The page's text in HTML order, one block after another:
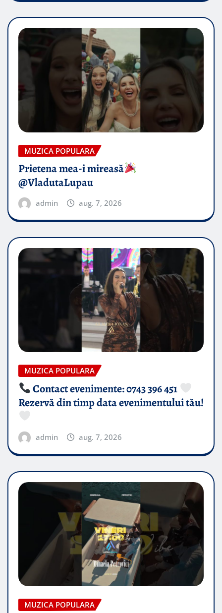
MUZICA POPULARA
Prietena mea-i mireasă​
@VladutaLupau
admin aug. 7, 2026
MUZICA POPULARA
Contact evenimente: 0743 396 451
Rezervă din timp data evenimentului tău!
admin aug. 7, 2026
MUZICA POPULARA